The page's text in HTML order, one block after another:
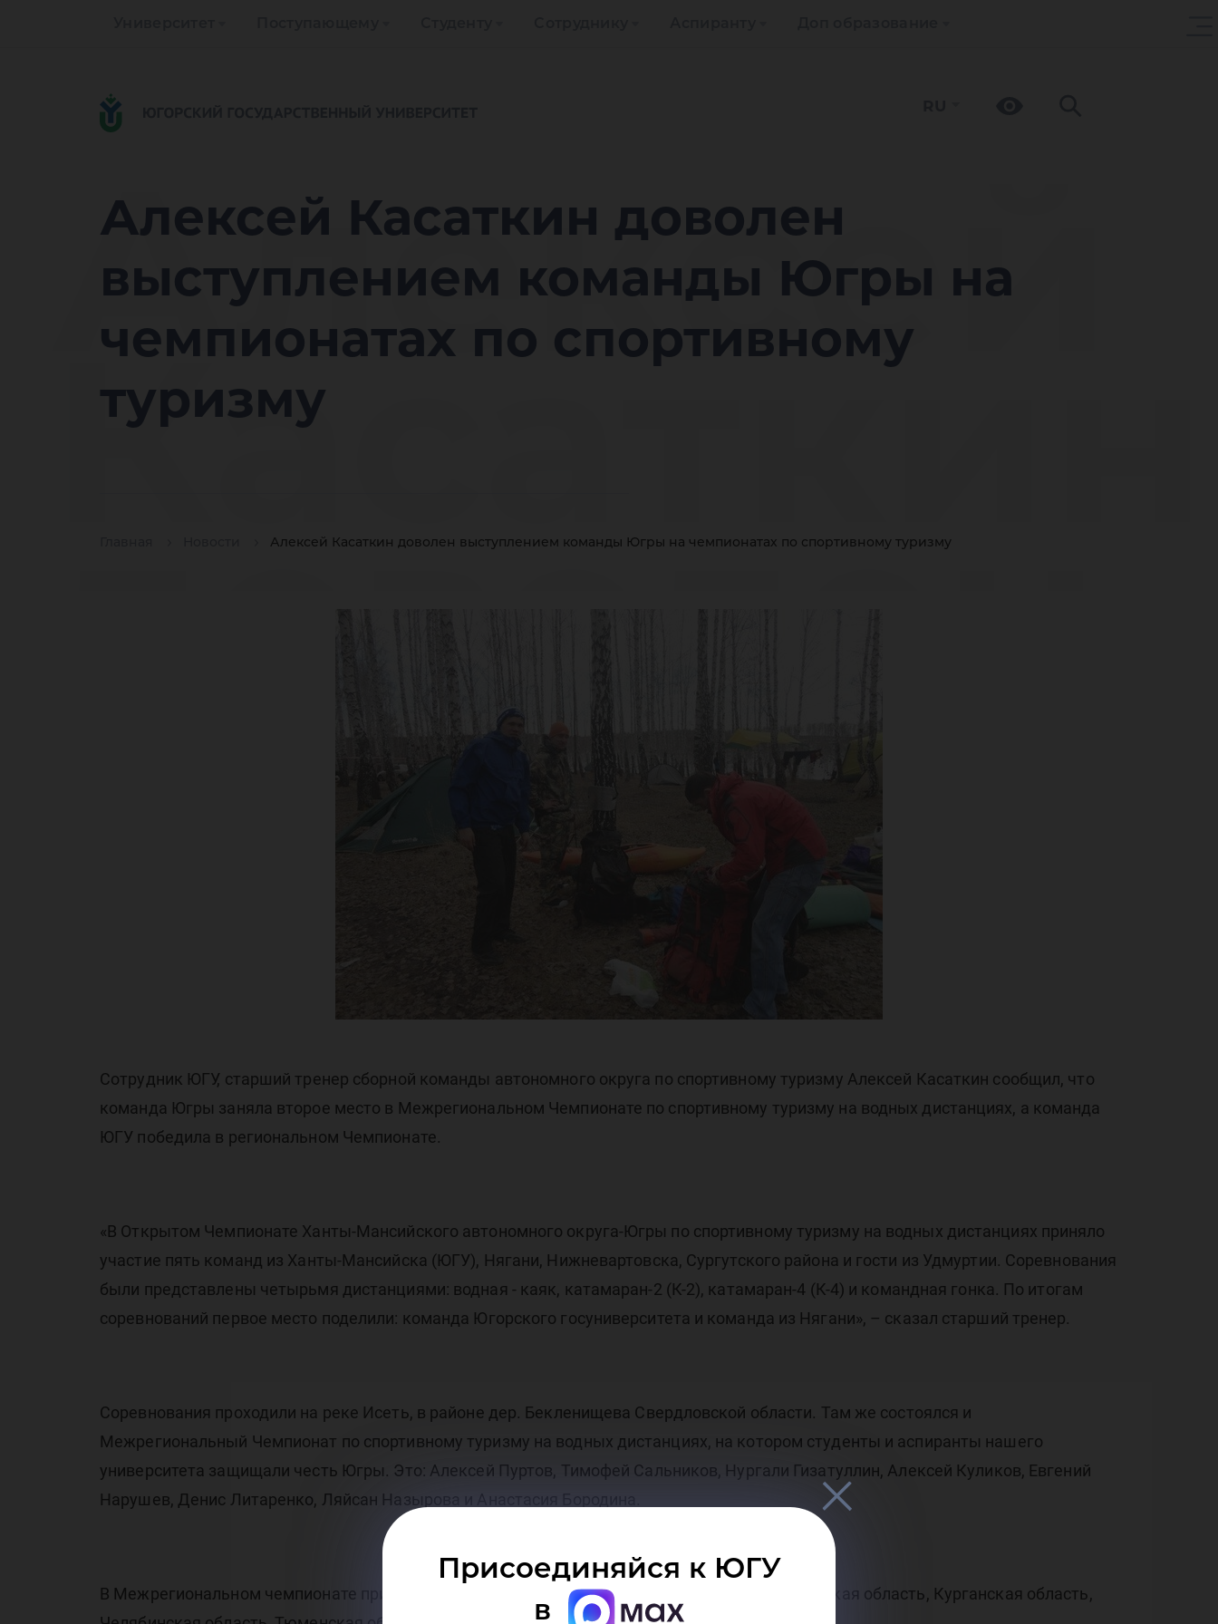
Алексей Касаткин доволен
выступлением команды Югры на
чемпионатах по спортивному
туризму
Алексей Касаткин доволен выступлением команды Югры на чемпионатах по спортивному туризму
Алексей
Касаткин
доволен
команды
Югры на
по
Присоединяйся к ЮГУ
в
Сотрудник ЮГУ, старший тренер сборной команды автономного округа по спортивному туризму Алексей Касаткин сообщил, что
команда Югры заняла второе место в Межрегиональном Чемпионате по спортивному туризму на водных дистанциях, а команда
ЮГУ победила в региональном Чемпионате.
«В Открытом Чемпионате Ханты-Мансийского автономного округа-Югры по спортивному туризму на водных дистанциях приняло
участие пять команд из Ханты-Мансийска (ЮГУ), Нягани, Нижневартовска, Сургутского района и гости из Удмуртии. Соревнования
были представлены четырьмя дистанциями: водная - каяк, катамаран-2 (К-2), катамаран-4 (К-4) и командная гонка. По итогам
соревнований первое место поделили: команда Югорского госуниверситета и команда из Нягани», – сказал старший тренер.
Соревнования проходили на реке Исеть, в районе дер. Бекленищева Свердловской области. Там же состоялся и
Межрегиональный Чемпионат по спортивному туризму на водных дистанциях, на котором студенты и аспиранты нашего
университета защищали честь Югры. Это: Алексей Пуртов, Тимофей Сальников, Нургали Гизатуллин, Алексей Куликов, Евгений
Нарушев, Денис Литаренко, Ляйсан Назырова и Анастасия Бородина.
В Межрегиональном чемпионате приняли участие команды из 6 субъектов России: Свердловская область, Курганская область,